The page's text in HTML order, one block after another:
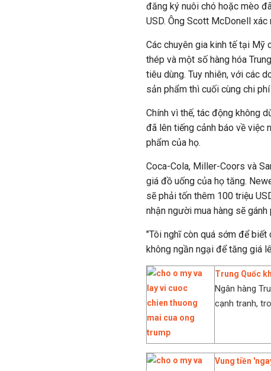
đăng ký nuôi chó hoặc mèo
USD. Ông Scott McDonell
Các chuyên gia kinh tế tại Mỹ
thép và một số hàng hóa
tiêu dùng. Tuy nhiên, với các
sản phẩm thì cuối cùng chi
Chính vì thế, tác động không
đã lên tiếng cảnh báo về việc
phẩm của họ.
Coca-Cola, Miller-Coors và
giá đồ uống của họ tăng.
sẽ phải tốn thêm 100 triệu
nhận người mua hàng sẽ gánh
"Tôi nghĩ còn quá sớm để
không ngần ngại để tăng giá
Trung Quốc
Ngân hàng
cạnh tranh,
Vung tiền